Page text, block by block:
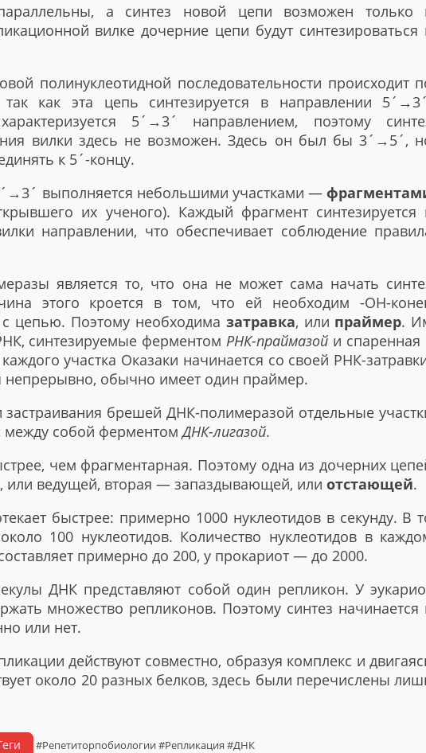
а синтез новой цепи возможен только
вилке дочерние цепи будут синтезироваться
полинуклеотидной последовательности происходит
как эта цепь синтезируется в направлении
5´→3´ направлением, поэтому
вилки здесь не возможен. Здесь он был бы 3´→5´,
к 5´-концу.
выполняется небольшими участками —
их ученого). Каждый фрагмент синтезируется
направлении, что обеспечивает соблюдение
является то, что она не может сама начать
этого кроется в том, что ей необходим -OH-
с цепью. Поэтому необходима затравка, или праймер.
синтезируемые ферментом РНК-праймазой и спаренная
участка Оказаки начинается со своей РНК-
непрерывно, обычно имеет один праймер.
брешей ДНК-полимеразой отдельные
собой ферментомДНК-лигазой.
чем фрагментарная. Поэтому одна из дочерних
, или ведущей, вторая — запаздывающей, или отстающей.
быстрее: примерно 1000 нуклеотидов в секунду. В
100 нуклеотидов. Количество нуклеотидов в
примерно до 200, у прокариот — до 2000.
ДНК представляют собой один репликон. У
множество репликонов. Поэтому синтез начинается
или нет.
действуют совместно, образуя комплекс и
около 20 разных белков, здесь были перечислены
#Репетиторпобиологии#Репликация #ДНК